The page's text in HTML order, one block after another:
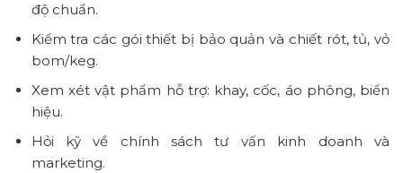
độ chuẩn.
Kiểm tra các gói thiết bị bảo quản và chiết rót, tủ, vỏ
bom/keg.
Xem xét vật phẩm hỗ trợ: khay, cốc, áo phông, biển
hiệu.
Hỏi kỹ về chính sách tư vấn kinh doanh và
marketing.